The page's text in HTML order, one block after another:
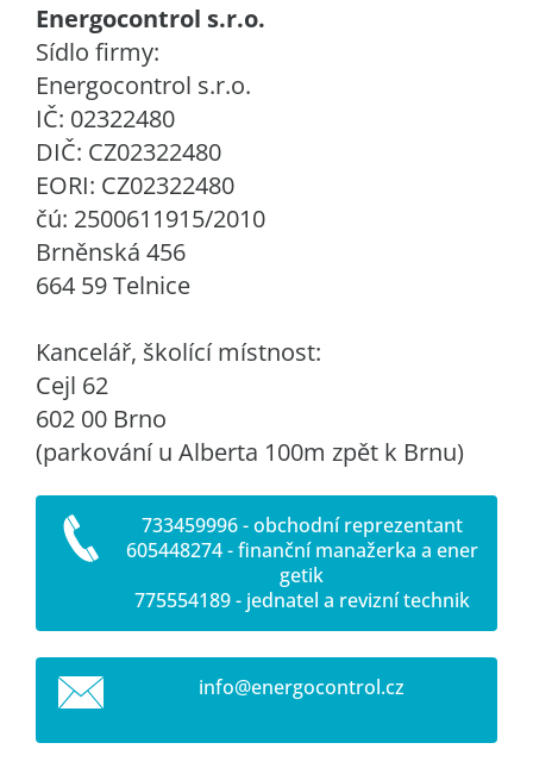
Energocontrol s.r.o.
Sídlo firmy:
Energocontrol s.r.o.
IČ: 02322480
DIČ: CZ02322480
EORI: CZ02322480
čú: 2500611915/2010
Brněnská 456
664 59 Telnice
Kancelář, školící místnost:
Cejl 62
602 00 Brno
(parkování u Alberta 100m zpět k Brnu)
733459996 - obchodní reprezentant
605448274 - finanční manažerka a ener
getik
775554189 - jednatel a revizní technik
info@energocontrol.cz